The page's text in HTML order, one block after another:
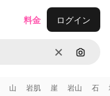
消去 画像で
料金 ログイン
山 岩肌 崖 岩山 石